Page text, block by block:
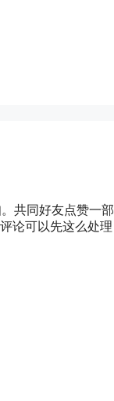
共同好友点赞一部
论可以先这么处理